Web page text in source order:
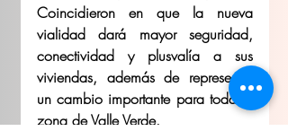
Coincidieron en que la nueva
vialidad dará mayor seguridad,
conectividad y plusvalía a sus
viviendas, además de representar
un cambio importante para toda la
zona de Valle Verde.